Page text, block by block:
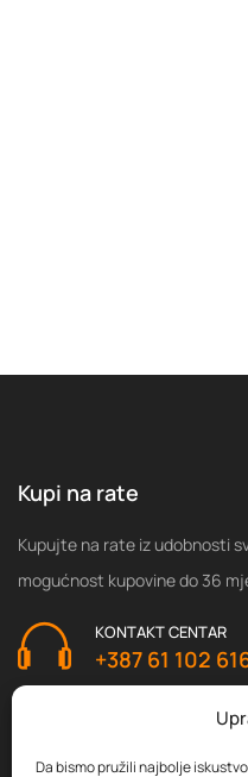
Da bismo pružili najbolje
Kupi na rate
Kupujte na rate iz udobnosti
mogućnost kupovine do 36
KONTAKT CENTAR
+387 61 102